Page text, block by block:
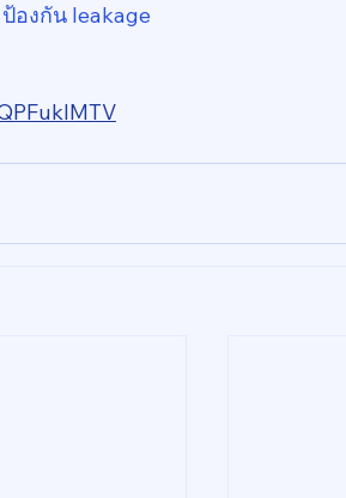
องกัน leakage